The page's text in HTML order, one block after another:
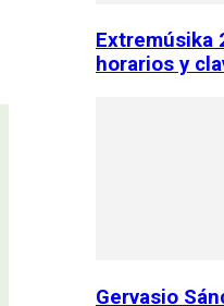
Extremúsika
horarios y
Gervasio